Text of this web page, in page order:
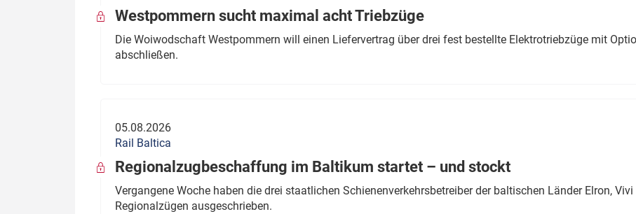
Westpommern sucht maximal acht Triebzüge
Die Woiwodschaft Westpommern will einen Liefervertrag über drei fest bestellte Elektrotriebzüge mit
abschließen.
05.08.2026
Rail Baltica
Regionalzugbeschaffung im Baltikum startet – und stockt
Vergangene Woche haben die drei staatlichen Schienenverkehrsbetreiber der baltischen Länder Elron,
Regionalzügen ausgeschrieben.